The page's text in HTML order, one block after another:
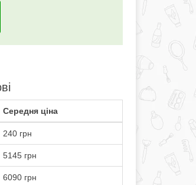
Середня ціна
240 грн
5145 грн
6090 грн